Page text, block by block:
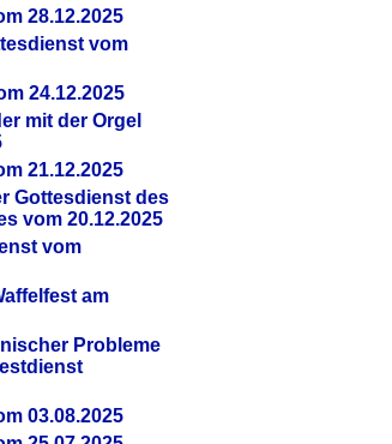
28.12.2025
vom
24.12.2025
mit der Orgel
21.12.2025
Gottesdienst des
vom 20.12.2025
vom
am
Probleme
03.08.2025